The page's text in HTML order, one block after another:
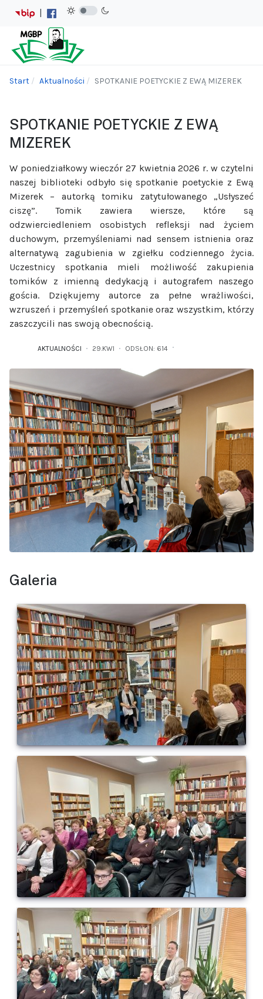
|
Start Aktualności SPOTKANIE POETYCKIE Z EWĄ MIZEREK
SPOTKANIE POETYCKIE Z EWĄ
MIZEREK
W poniedziałkowy wieczór 27 kwietnia 2026 r. w czytelni
naszej biblioteki odbyło się spotkanie poetyckie z Ewą
Mizerek – autorką tomiku zatytułowanego „Usłyszeć
ciszę”. Tomik zawiera wiersze, które są
odzwierciedleniem osobistych refleksji nad życiem
duchowym, przemyśleniami nad sensem istnienia oraz
alternatywą zagubienia w zgiełku codziennego życia.
Uczestnicy spotkania mieli możliwość zakupienia
tomików z imienną dedykacją i autografem naszego
gościa. Dziękujemy autorce za pełne wrażliwości,
wzruszeń i przemyśleń spotkanie oraz wszystkim, którzy
zaszczycili nas swoją obecnością.
AKTUALNOŚCI 29.KWI ODSŁON: 614
Galeria